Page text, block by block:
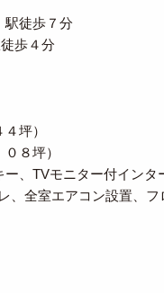
駅徒歩７分
歩４分
坪）
８坪）
、TVモニター付イン
、全室エアコン設置、